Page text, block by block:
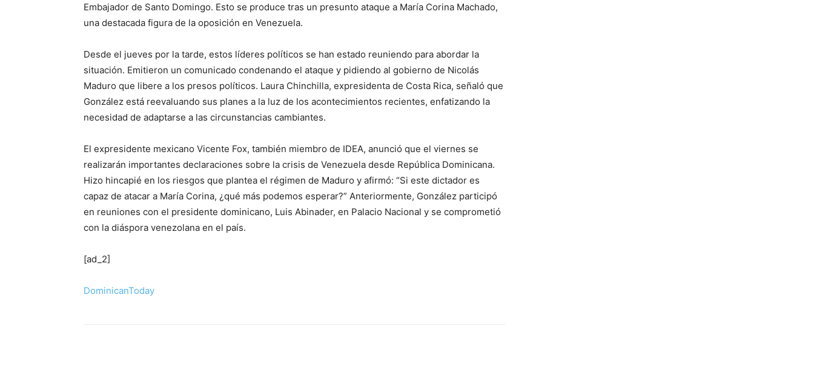
Embajador de Santo Domingo. Esto se produce tras un presunto ataque a María Corina Machado,
una destacada figura de la oposición en Venezuela.
Desde el jueves por la tarde, estos líderes políticos se han estado reuniendo para abordar la
situación. Emitieron un comunicado condenando el ataque y pidiendo al gobierno de Nicolás
Maduro que libere a los presos políticos. Laura Chinchilla, expresidenta de Costa Rica, señaló que
González está reevaluando sus planes a la luz de los acontecimientos recientes, enfatizando la
necesidad de adaptarse a las circunstancias cambiantes.
El expresidente mexicano Vicente Fox, también miembro de IDEA, anunció que el viernes se
realizarán importantes declaraciones sobre la crisis de Venezuela desde República Dominicana.
Hizo hincapié en los riesgos que plantea el régimen de Maduro y afirmó: “Si este dictador es
capaz de atacar a María Corina, ¿qué más podemos esperar?” Anteriormente, González participó
en reuniones con el presidente dominicano, Luis Abinader, en Palacio Nacional y se comprometió
con la diáspora venezolana en el país.
[ad_2]
DominicanToday